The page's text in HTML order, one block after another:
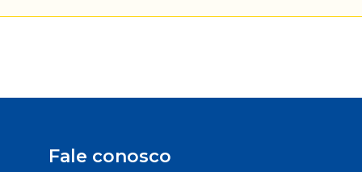
Fale conosco